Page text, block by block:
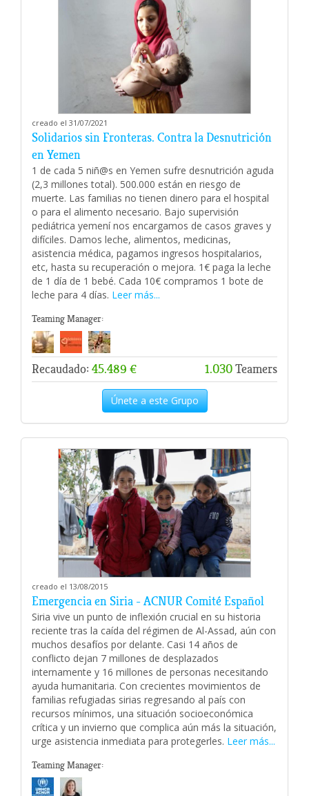
creado el 31/07/2021
Solidarios sin Fronteras. Contra la Desnutrición
en Yemen
1 de cada 5 niñ@s en Yemen sufre desnutrición aguda
(2,3 millones total). 500.000 están en riesgo de
muerte. Las familias no tienen dinero para el hospital
o para el alimento necesario. Bajo supervisión
pediátrica yemení nos encargamos de casos graves y
difíciles. Damos leche, alimentos, medicinas,
asistencia médica, pagamos ingresos hospitalarios,
etc, hasta su recuperación o mejora. 1€ paga la leche
de 1 día de 1 bebé. Cada 10€ compramos 1 bote de
leche para 4 días. Leer más...
Teaming Manager:
Recaudado: 45.489 € 1.030Teamers
Únete a este Grupo
creado el 13/08/2015
Emergencia en Siria - ACNUR Comité Español
Siria vive un punto de inflexión crucial en su historia
reciente tras la caída del régimen de Al-Assad, aún con
muchos desafíos por delante. Casi 14 años de
conflicto dejan 7 millones de desplazados
internamente y 16 millones de personas necesitando
ayuda humanitaria. Con crecientes movimientos de
familias refugiadas sirias regresando al país con
recursos mínimos, una situación socioeconómica
crítica y un invierno que complica aún más la situación,
urge asistencia inmediata para protegerles. Leer más...
Teaming Manager: